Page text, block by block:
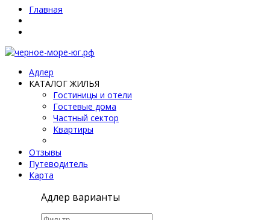
Главная
Адлер
КАТАЛОГ ЖИЛЬЯ
Гостиницы и отели
Гостевые дома
Частный сектор
Квартиры
Отзывы
Путеводитель
Карта
Адлер варианты